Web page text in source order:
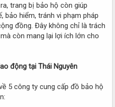
trang bị bảo hộ còn giúp
bảo hiểm, tránh vi phạm pháp
đồng. Đây không chỉ là trách
còn mang lại lợi ích lớn cho
động tại Thái Nguyên
5 công ty cung cấp đồ bảo hộ